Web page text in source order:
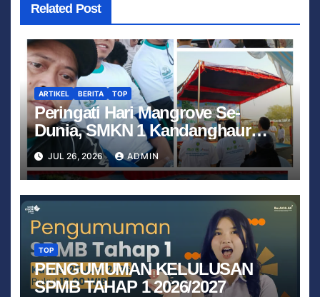
Related Post
ARTIKEL BERITA TOP
Peringati Hari Mangrove Se-
Dunia, SMKN 1 Kandanghaur
Hadiri Aksi Penanaman Mangrove
di Pantai Kalimenir Bersama
Polsek dan Koramil
JUL 26, 2026 ADMIN
TOP
PENGUMUMAN KELULUSAN
SPMB TAHAP 1 2026/2027